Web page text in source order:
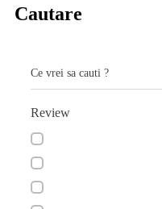
Cautare
Ce vrei sa cauti ?
Review